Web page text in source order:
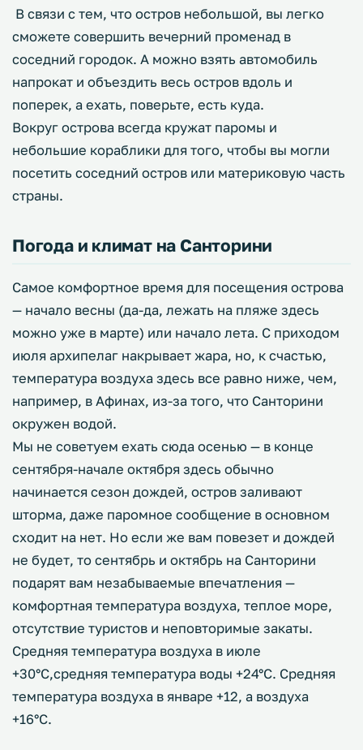
В связи с тем, что остров небольшой, вы легко
сможете совершить вечерний променад в
соседний городок. А можно взять автомобиль
напрокат и объездить весь остров вдоль и
поперек, а ехать, поверьте, есть куда.
Вокруг острова всегда кружат паромы и
небольшие кораблики для того, чтобы вы могли
посетить соседний остров или материковую часть
страны.
Погода и климат на Санторини
Самое комфортное время для посещения острова
— начало весны (да-да, лежать на пляже здесь
можно уже в марте) или начало лета. С приходом
июля архипелаг накрывает жара, но, к счастью,
температура воздуха здесь все равно ниже, чем,
например, в Афинах, из-за того, что Санторини
окружен водой.
Мы не советуем ехать сюда осенью — в конце
сентября-начале октября здесь обычно
начинается сезон дождей, остров заливают
шторма, даже паромное сообщение в основном
сходит на нет. Но если же вам повезет и дождей
не будет, то сентябрь и октябрь на Санторини
подарят вам незабываемые впечатления —
комфортная температура воздуха, теплое море,
отсутствие туристов и неповторимые закаты.
Средняя температура воздуха в июле
+30°C,средняя температура воды +24°C. Средняя
температура воздуха в январе +12, а воздуха
+16°C.